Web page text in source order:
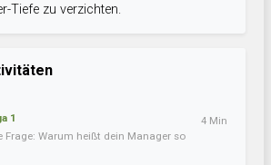
Tiefe zu verzichten.
1
Frage: Warum heißt dein Manager so
4 Min